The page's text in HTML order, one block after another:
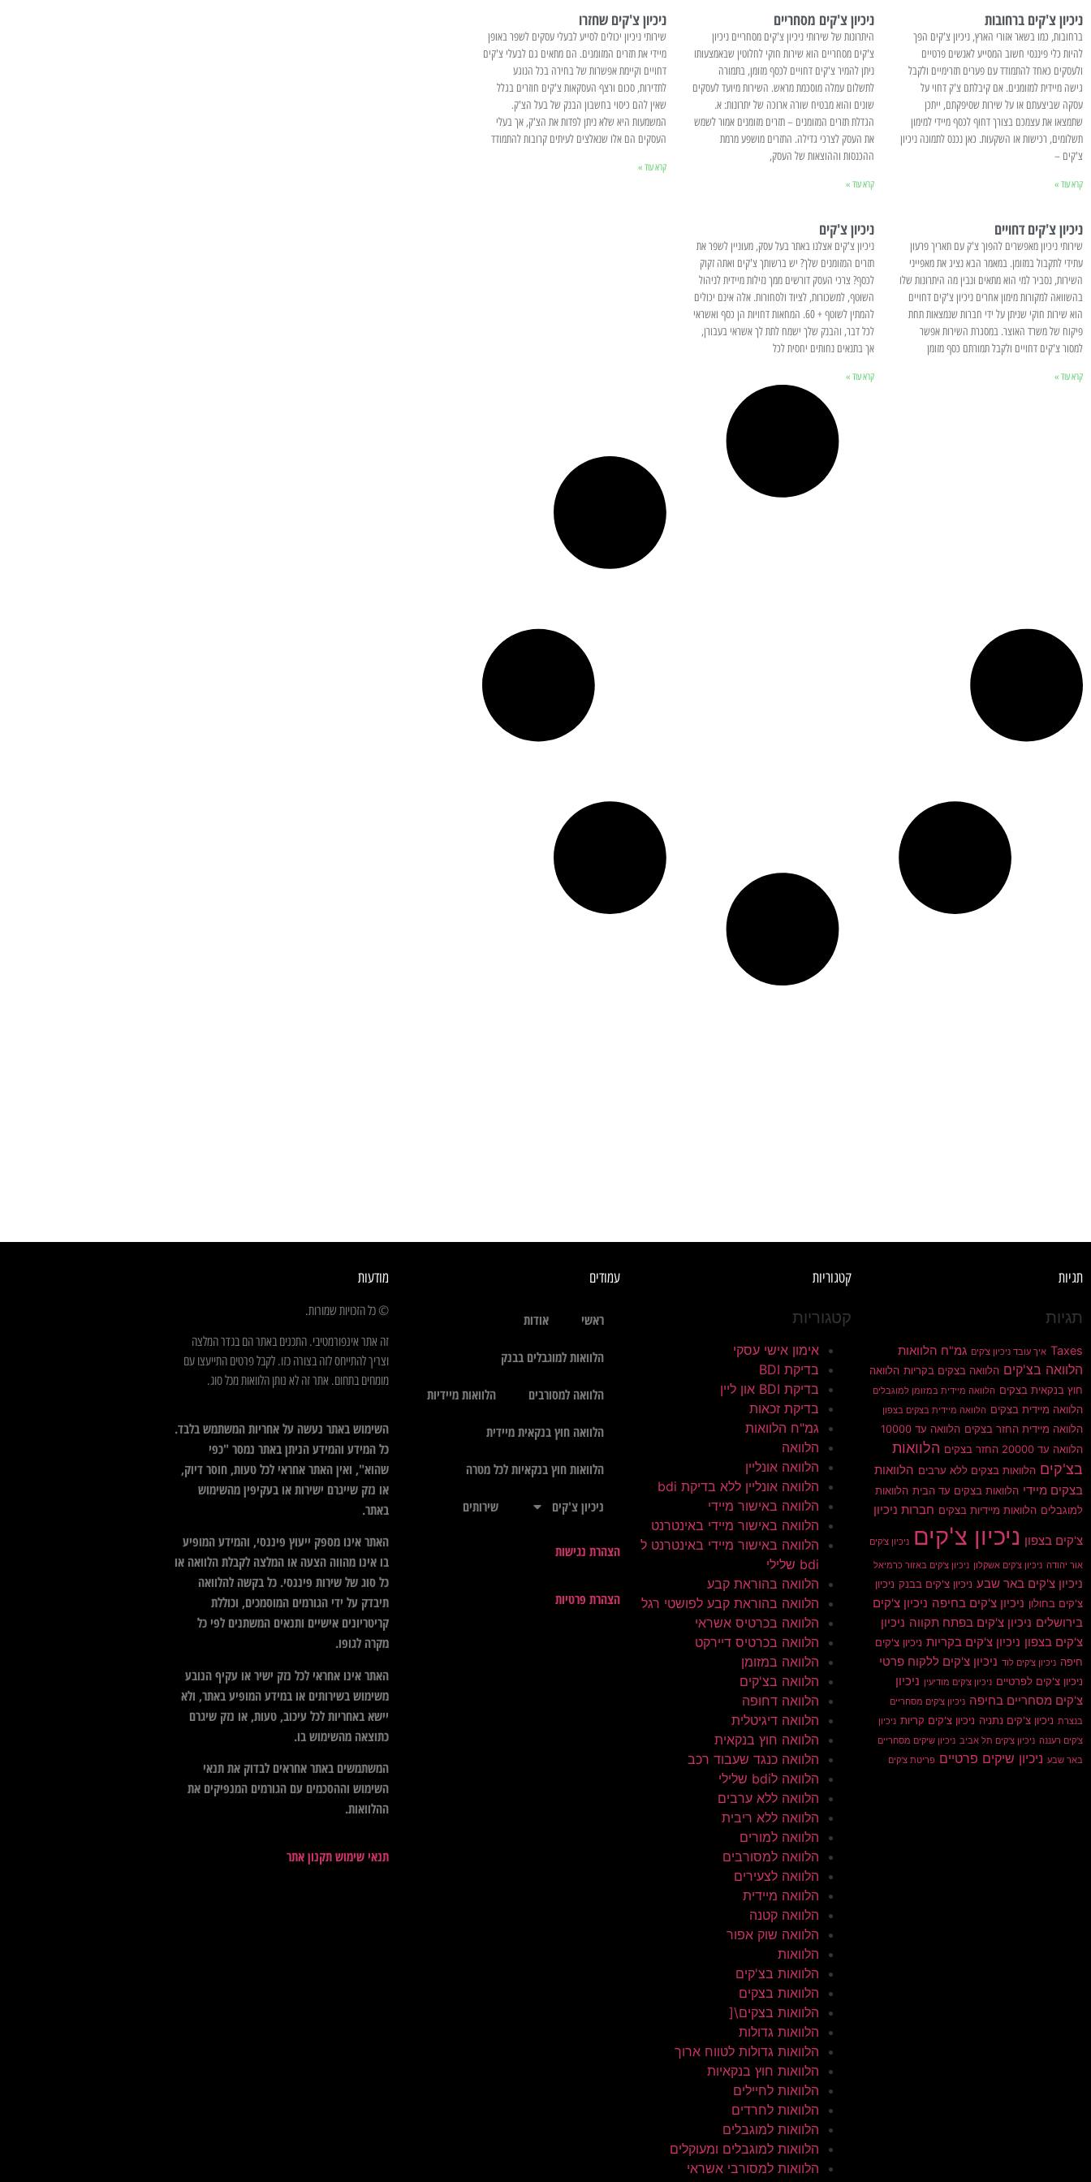
ניכיון צ'קים ברחובות
ברחובות, כמו בשאר אזורי הארץ, ניכיון צ'קים הפך
להיות כלי פיננסי חשוב המסייע לאנשים פרטיים
ולעסקים כאחד להתמודד עם פערים תזרימיים ולקבל
גישה מיידית למזומנים. אם קיבלתם צ'ק דחוי על
עסקה שביצעתם או על שירות שסיפקתם, ייתכן
שתמצאו את עצמכם בצורך דחוף לכסף מיידי למימון
תשלומים, רכישות או השקעות. כאן נכנס לתמונה ניכיון
צ'קים –
קרא עוד »
ניכיון צ'קים מסחריים
היתרונות של שירותי ניכיון צ'קים מסחריים ניכיון
צ'קים מסחריים הוא שירות חוקי לחלוטין שבאמצעותו
ניתן להמיר צ'קים דחויים לכסף מזומן, בתמורה
לתשלום עמלה מוסכמת מראש. השירות מיועד לעסקים
שונים והוא מבטיח שורה ארוכה של יתרונות: א.
הגדלת תזרים המזומנים – תזרים מזומנים אמור לשמש
את העסק לצרכי גדילה. התזרים מושפע מרמת
ההכנסות וההוצאות של העסק,
קרא עוד »
ניכיון צ'קים שחזרו
שירותי ניכיון יכולים לסייע לבעלי עסקים לשפר באופן
מיידי את תזרים המזומנים. הם מתאים גם לבעלי צ'קים
דחויים וקיימת אפשרות של בחירה בכל הנוגע
לתדירות, סכום ורצף העסקאות צ'קים חוזרים בגלל
שאין להם כיסוי בחשבון הבנק של בעל הצ'ק.
המשמעות היא שלא ניתן לפדות את הצ'ק, אך בעלי
העסקים הם אלו שנאלצים לעיתים קרובות להתמודד
קרא עוד »
ניכיון צ'קים דחויים
שירותי ניכיון מאפשרים להפוך צ'ק עם תאריך פרעון
עתידי לתקבול במזומן. במאמר הבא נציג את מאפייני
השירות, נסביר למי הוא מתאים ונבין מה היתרונות שלו
בהשוואה למקורות מימון אחרים ניכיון צ'קים דחויים
הוא שירות חוקי שניתן על ידי חברות שנמצאות תחת
פיקוח של משרד האוצר. במסגרת השירות אפשר
למסור צ'קים דחויים ולקבל תמורתם כסף מזומן
קרא עוד »
ניכיון צ'קים
ניכיון צ'קים אצלנו באתר בעל עסק, מעוניין לשפר את
תזרים המזומנים שלך? יש ברשותך צ'קים ואתה זקוק
לכסף? צרכי העסק דורשים ממך נזילות מיידית לניהול
השוטף, למשכורות, לציוד ולסחורות. אלה אינם יכולים
להמתין לשוטף + 60. המחאות דחויות הן כסף ואשראי
לכל דבר, והבנק שלך ישמח לתת לך אשראי בעבורן,
אך בתנאים נחותים יחסית לכל
קרא עוד »
תגיות
תגיות
Taxes איך עובד ניכיון צ'קים גמ"ח הלוואות
הלוואה בצ'קים הלוואה בצקים בקריות הלוואה
חוץ בנקאית בצקים הלוואה מיידית במזומן למוגבלים
הלוואה מיידית בצקים הלוואה מיידית בצקים בצפון
הלוואה מיידית החזר בצקים הלוואה עד 10000
הלוואה עד 20000 החזר בצקים
הלוואות
בצ'קים הלוואות בצקים ללא ערבים הלוואות
בצקים מיידי הלוואות בצקים עד הבית הלוואות
למוגבלים הלוואות מיידיות בצקים חברות ניכיון
צ'קים בצפון ניכיון צ'קים ניכיון צ'קים
אור יהודה ניכיון צ'קים אשקלון ניכיון צ'קים באזור כרמיאל
ניכיון צ'קים באר שבע ניכיון צ'קים בבנק ניכיון
צ'קים בחולון ניכיון צ'קים בחיפה ניכיון צ'קים
בירושלים ניכיון צ'קים בפתח תקווה ניכיון
צ'קים בצפון ניכיון צ'קים בקריות ניכיון צ'קים
חיפה ניכיון צ'קים לוד ניכיון צ'קים ללקוח פרטי
ניכיון צ'קים לפרטיים ניכיון צ'קים מודיעין ניכיון
צ'קים מסחריים בחיפה ניכיון צ'קים מסחריים
בנצרת ניכיון צ'קים נתניה ניכיון צ'קים קריות ניכיון
צ'קים רעננה ניכיון צ'קים תל אביב ניכיון שיקים מסחריים
באר שבע ניכיון שיקים פרטיים פריטת צ'קים
קטגוריות
קטגוריות
אימון אישי עסקי
בדיקת BDI
בדיקת BDI און ליין
בדיקת זכאות
גמ"ח הלוואות
הלוואה
הלוואה אונליין
הלוואה אונליין ללא בדיקת bdi
הלוואה באישור מיידי
הלוואה באישור מיידי באינטרנט
הלוואה באישור מיידי באינטרנט ל
bdi שלילי
הלוואה בהוראת קבע
הלוואה בהוראת קבע לפושטי רגל
הלוואה בכרטיס אשראי
הלוואה בכרטיס דיירקט
הלוואה במזומן
הלוואה בצ'קים
הלוואה דחופה
הלוואה דיגיטלית
הלוואה חוץ בנקאית
הלוואה כנגד שעבוד רכב
הלוואה לbdi שלילי
הלוואה ללא ערבים
הלוואה ללא ריבית
הלוואה למורים
הלוואה למסורבים
הלוואה לצעירים
הלוואה מיידית
הלוואה קטנה
הלוואה שוק אפור
הלוואות
הלוואות בצ'קים
הלוואות בצקים
הלוואות בצקים\[
הלוואות גדולות
הלוואות גדולות לטווח ארוך
הלוואות חוץ בנקאיות
הלוואות לחיילים
הלוואות לחרדים
הלוואות למוגבלים
הלוואות למוגבלים ומעוקלים
הלוואות למסורבי אשראי
עמודים
ראשי אודות
הלוואות למוגבלים בבנק
הלוואה למסורבים הלוואות מיידיות
הלוואה חוץ בנקאית מיידית
הלוואות חוץ בנקאיות לכל מטרה
ניכיון צ'קים שירותים
הצהרת נגישות
הצהרת פרטיות
מודעות
© כל הזכויות שמורות.
זה אתר אינפורמטיבי. התכנים באתר הם בגדר המלצה
וצריך להתייחס לזה בצורה כזו. לקבל פרטים התייעצו עם
מומחים בתחום. אתר זה לא נותן הלוואות מכל סוג.
השימוש באתר נעשה על אחריות המשתמש בלבד.
כל המידע והמידע הניתן באתר נמסר "כפי
שהוא", ואין האתר אחראי לכל טעות, חוסר דיוק,
או נזק שייגרם ישירות או בעקיפין מהשימוש
באתר.
האתר אינו מספק ייעוץ פיננסי, והמידע המופיע
בו אינו מהווה הצעה או המלצה לקבלת הלוואה או
כל סוג של שירות פיננסי. כל בקשה להלוואה
תיבדק על ידי הגורמים המוסמכים, וכוללת
קריטריונים אישיים ותנאים המשתנים לפי כל
מקרה לגופו.
האתר אינו אחראי לכל נזק ישיר או עקיף הנובע
משימוש בשירותים או במידע המופיע באתר, ולא
יישא באחריות לכל עיכוב, טעות, או נזק שיגרם
כתוצאה מהשימוש בו.
המשתמשים באתר אחראים לבדוק את תנאי
השימוש וההסכמים עם הגורמים המנפיקים את
ההלוואות.
תנאי שימוש תקנון אתר